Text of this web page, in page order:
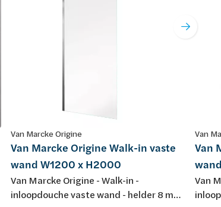
Van Marcke Origine
Van Marcke Origine Walk-in vaste
wand W1200 x H2000
Van Marcke Origine - Walk-in -
inloopdouche vaste wand - helder 8 mm
Van
Van
Van